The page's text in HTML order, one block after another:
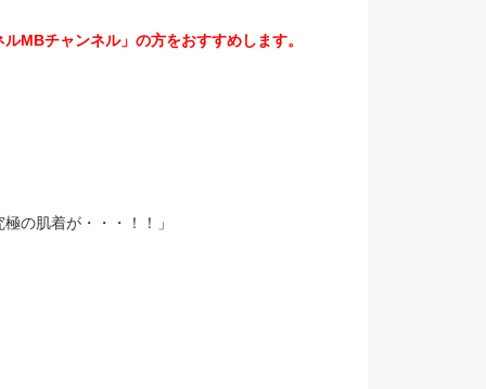
MBチャンネル」の方をおすすめします。
の肌着が・・・！！」